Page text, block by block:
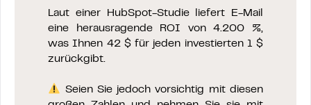
Laut einer HubSpot-Studie liefert E-Mail
eine herausragende ROI von 4.200 %,
was Ihnen 42 $ für jeden investierten 1 $
zurückgibt.
Seien Sie jedoch vorsichtig mit diesen